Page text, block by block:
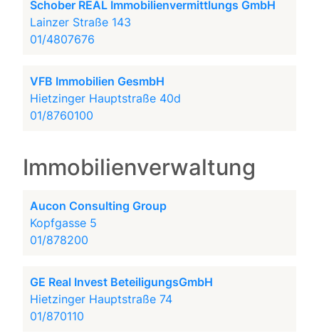
Schober REAL Immobilienvermittlungs GmbH
Lainzer Straße 143
01/4807676
VFB Immobilien GesmbH
Hietzinger Hauptstraße 40d
01/8760100
Immobilienverwaltung
Aucon Consulting Group
Kopfgasse 5
01/878200
GE Real Invest BeteiligungsGmbH
Hietzinger Hauptstraße 74
01/870110